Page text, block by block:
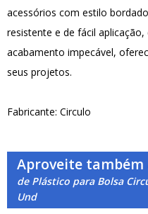
acessórios com estilo
resistente e de fácil
acabamento impecável,
seus projetos.
Fabricante: Circulo
Aproveite também
de Plástico para Bolsa
Und